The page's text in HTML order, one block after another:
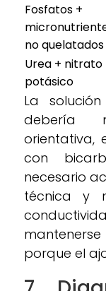
Fosfatos +
no quelatados
Urea + nitrato
potásico
La
debería
orientativa,
con
necesario
técnica y
porque el